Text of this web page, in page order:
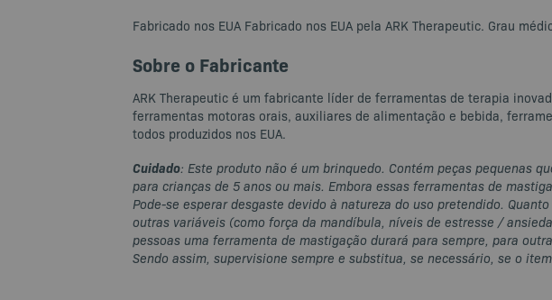
Fabricado nos EUA Fabricado nos EUA pela ARK Therapeutic. Grau
Sobre o Fabricante
ARK Therapeutic é um fabricante líder de ferramentas de terapia
ferramentas motoras orais, auxiliares de alimentação e bebida,
todos produzidos nos EUA.
Cuidado: Este produto não é um brinquedo. Contém peças pequenas
para crianças de 5 anos ou mais. Embora essas ferramentas de
Pode-se esperar desgaste devido à natureza do uso pretendido.
outras variáveis ​​(como força da mandíbula, níveis de estresse /
pessoas uma ferramenta de mastigação durará para sempre, para
Sendo assim, supervisione sempre e substitua, se necessário, se o